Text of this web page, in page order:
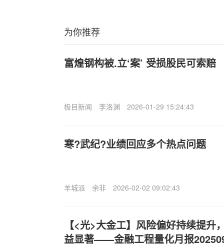
为你推荐
富煌钢构被.立‘案’ 受损股民可索赔
极目新闻 李洛渊 2026-01-29 15:24:43
寒?武纪?业绩回应多个热点问题
羊城派 余非 2026-02-02 09:02:43
【<光>大金工】风险偏好持续提升
益显著——金融工程量化月报